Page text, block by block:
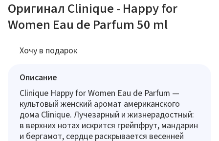
Оригинал Clinique - Happy for
Women Eau de Parfum 50 ml
Хочу в подарок
Описание
Clinique Happy for Women Eau de Parfum —
культовый женский аромат американского
дома Clinique. Лучезарный и жизнерадостный:
в верхних нотах искрится грейпфрут, мандарин
и бергамот, сердце раскрывается весенней